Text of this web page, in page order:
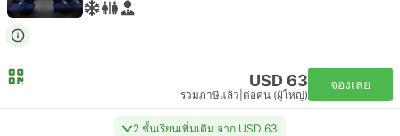
USD 63
รวมภาษีแล้ว ต่อคน (ผู้ใหญ่)
จองเลย
2 ชั้นเรียนเพิ่มเติม จาก USD 63